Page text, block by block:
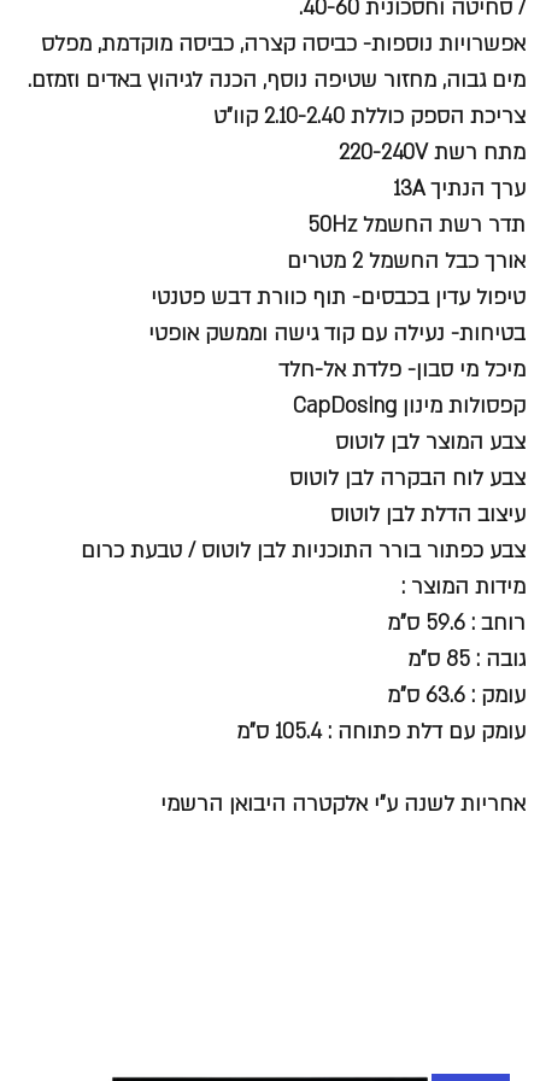
/ סחיטה וחסכונית 40-60.
אפשרויות נוספות- כביסה קצרה, כביסה מוקדמת, מפלס
מים גבוה, מחזור שטיפה נוסף, הכנה לגיהוץ באדים וזמזם.
צריכת הספק כוללת 2.10-2.40 קוו"ט
מתח רשת 220-240V
ערך הנתיך 13A
תדר רשת החשמל 50Hz
אורך כבל החשמל 2 מטרים
טיפול עדין בכבסים- תוף כוורת דבש פטנטי
בטיחות- נעילה עם קוד גישה וממשק אופטי
מיכל מי סבון- פלדת אל-חלד
קפסולות מינון CapDosing
צבע המוצר לבן לוטוס
צבע לוח הבקרה לבן לוטוס
עיצוב הדלת לבן לוטוס
צבע כפתור בורר התוכניות לבן לוטוס / טבעת כרום
מידות המוצר :
רוחב : 59.6 ס"מ
גובה : 85 ס"מ
עומק : 63.6 ס"מ
עומק עם דלת פתוחה : 105.4 ס"מ
אחריות לשנה ע"י אלקטרה היבואן הרשמי